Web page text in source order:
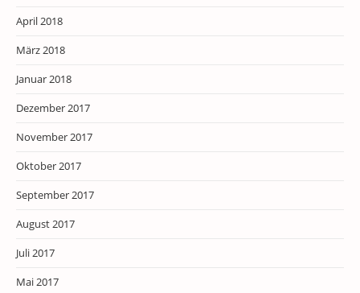
April 2018
März 2018
Januar 2018
Dezember 2017
November 2017
Oktober 2017
September 2017
August 2017
Juli 2017
Mai 2017